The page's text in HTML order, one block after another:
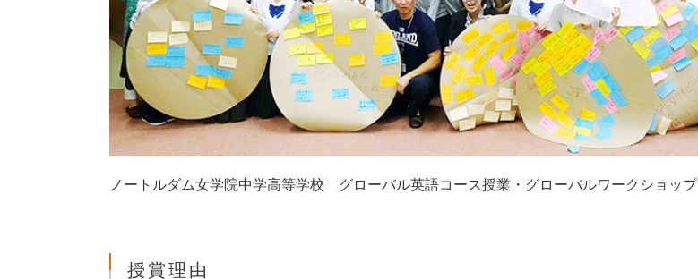
ノートルダム女学院中学高等学校 グローバル英語コース授業・グローバルワークショップ
授賞理由